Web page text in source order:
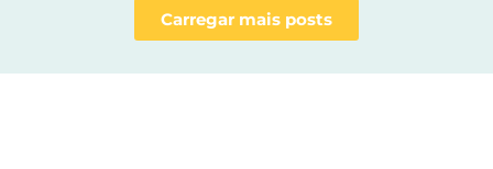
Carregar mais posts